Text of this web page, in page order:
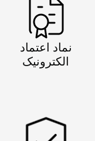
نماد اعتماد
الکترونیک